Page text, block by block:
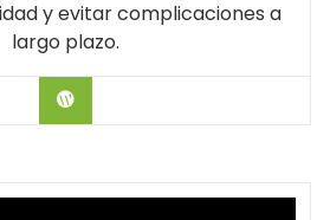
y evitar complicaciones a
largo plazo.
Hablar con el Doctor